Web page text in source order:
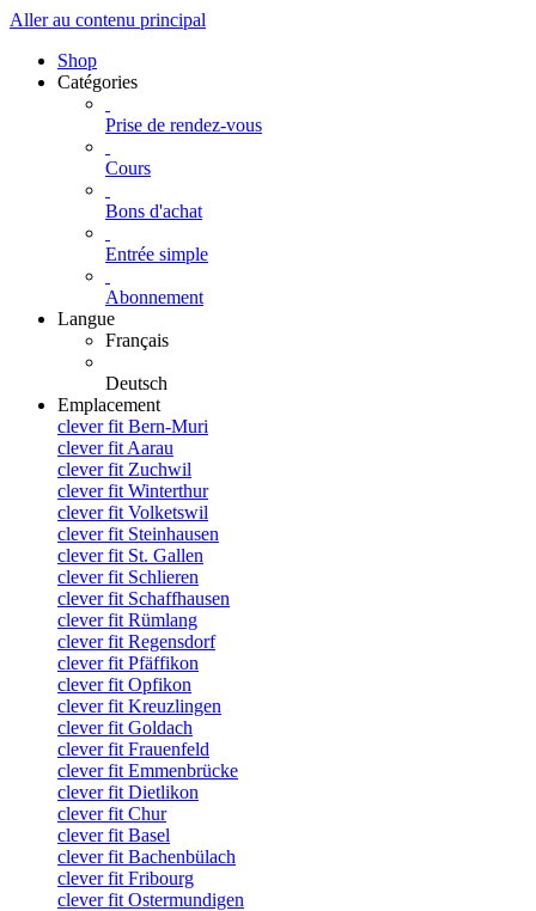
Aller au contenu principal
Shop
Catégories
Prise de rendez-vous
Cours
Bons d'achat
Entrée simple
Abonnement
Langue
Français
Deutsch
Emplacement
clever fit Bern-Muri
clever fit Aarau
clever fit Zuchwil
clever fit Winterthur
clever fit Volketswil
clever fit Steinhausen
clever fit St. Gallen
clever fit Schlieren
clever fit Schaffhausen
clever fit Rümlang
clever fit Regensdorf
clever fit Pfäffikon
clever fit Opfikon
clever fit Kreuzlingen
clever fit Goldach
clever fit Frauenfeld
clever fit Emmenbrücke
clever fit Dietlikon
clever fit Chur
clever fit Basel
clever fit Bachenbülach
clever fit Fribourg
clever fit Ostermundigen